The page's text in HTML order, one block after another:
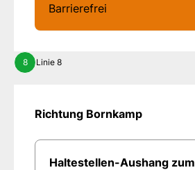
Barrierefrei
8 Linie 8
Richtung Bornkamp
Haltestellen-Aushang zum